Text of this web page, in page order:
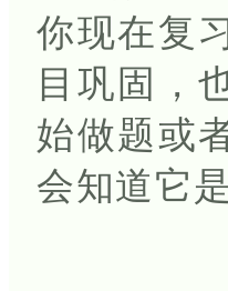
你现在复
目巩固，
始做题或
会知道它